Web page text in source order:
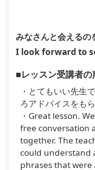
みなさんと会えるの
I look forward to
■レッスン受講者の
・とてもいい先生
ろアドバイスをもら
・Great lesson.
free conversation
together. The
could understand
phrases that